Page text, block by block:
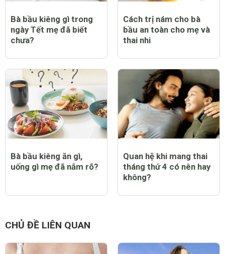
Bà bầu kiêng gì trong
ngày Tết mẹ đã biết
chưa?
Cách trị nám cho bà
bầu an toàn cho mẹ và
thai nhi
Bà bầu kiêng ăn gì,
uống gì mẹ đã nắm rõ?
Quan hệ khi mang thai
tháng thứ 4 có nên hay
không?
CHỦ ĐỀ LIÊN QUAN